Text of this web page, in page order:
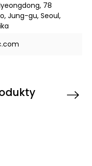
78
Jung-gu, Seoul,
Next